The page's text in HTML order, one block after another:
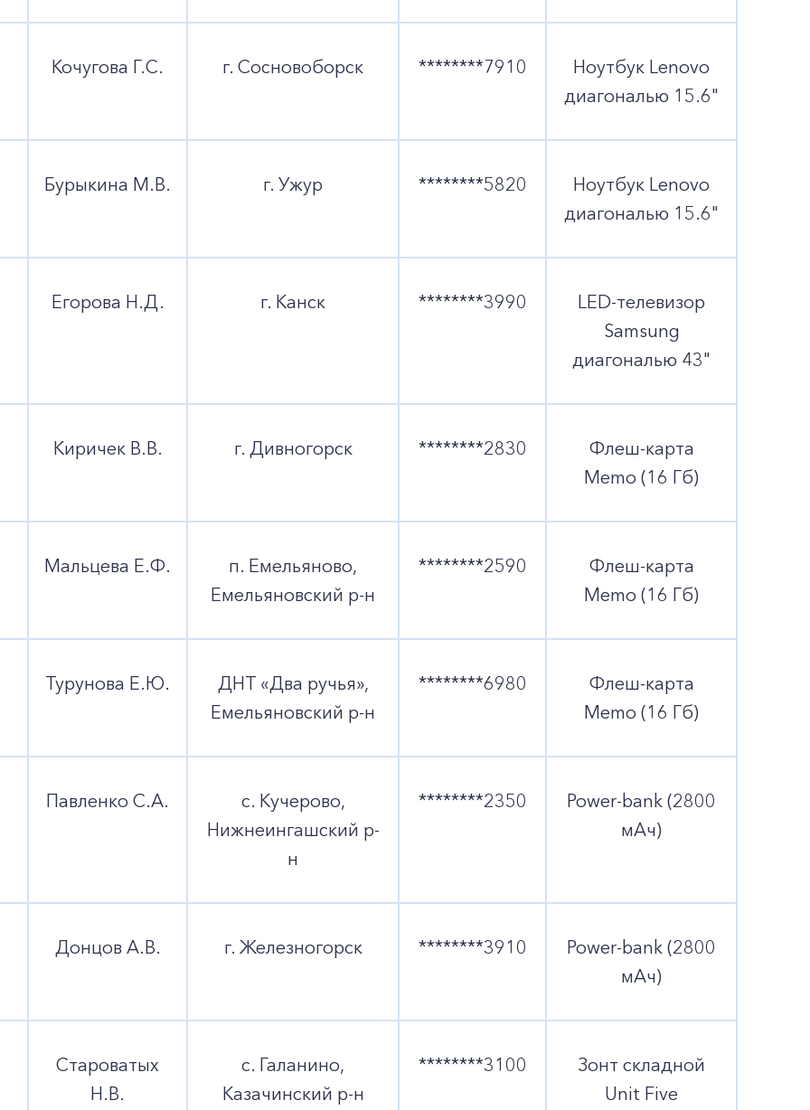
+7-800-700-24-57
Заказать обратный звонок
Частным клиентам
Кочугова Г.С. г. Сосновоборск ********7910
Ноутбук Lenovo
диагональю 15.6"
Бурыкина М.В. г. Ужур ********5820
Ноутбук Lenovo
диагональю 15.6"
Егорова Н.Д. г. Канск ********3990
LED-телевизор
Samsung
диагональю 43"
Киричек В.В. г. Дивногорск ********2830
Флеш-карта
Memo (16 Гб)
Мальцева Е.Ф.
п. Емельяново,
Емельяновский р-н
********2590
Флеш-карта
Memo (16 Гб)
Турунова Е.Ю.
ДНТ «Два ручья»,
Емельяновский р-н
********6980
Флеш-карта
Memo (16 Гб)
Павленко С.А.
с. Кучерово,
Нижнеингашский р-
н
********2350
Power-bank (2800
мАч)
Донцов А.В. г. Железногорск ********3910
Power-bank (2800
мАч)
Староватых
Н.В.
с. Галанино,
Казачинский р-н
********3100
Зонт складной
Unit Five